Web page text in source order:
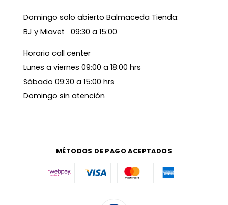
Domingo solo abierto Balmaceda Tienda:
BJ y Miavet 09:30 a 15:00
Horario call center
Lunes a viernes 09:00 a 18:00 hrs
Sábado 09:30 a 15:00 hrs
Domingo sin atención
MÉTODOS DE PAGO ACEPTADOS